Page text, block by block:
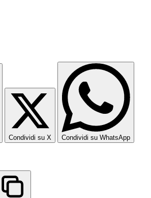
Condividi su X Condividi su WhatsApp